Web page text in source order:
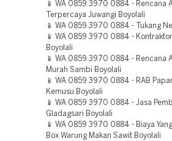
📱 WA 0859 3970 0884 - Rencana
Terpercaya Juwangi Boyolali
📱 WA 0859 3970 0884 - Tukang
📱 WA 0859 3970 0884 -
Boyolali
📱 WA 0859 3970 0884 - Rencana
Murah Sambi Boyolali
📱 WA 0859 3970 0884 - RAB
Kemusu Boyolali
📱 WA 0859 3970 0884 - Jasa
Gladagsari Boyolali
📱 WA 0859 3970 0884 - Biaya
Box Warung Makan Sawit Boyolali